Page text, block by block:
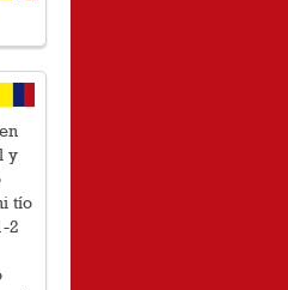
y
tío
2